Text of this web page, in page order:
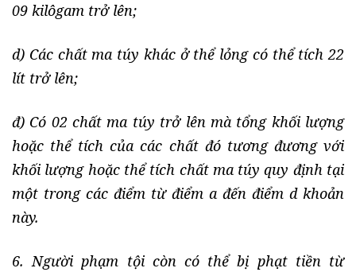
09 kilôgam trở lên;
d) Các chất ma túy khác ở thể lỏng có thể tích 22
lít trở lên;
đ) Có 02 chất ma túy trở lên mà tổng khối lượng
hoặc thể tích của các chất đó tương đương với
khối lượng hoặc thể tích chất ma túy quy định tại
một trong các điểm từ điểm a đến điểm d khoản
này.
6. Người phạm tội còn có thể bị phạt tiền từ